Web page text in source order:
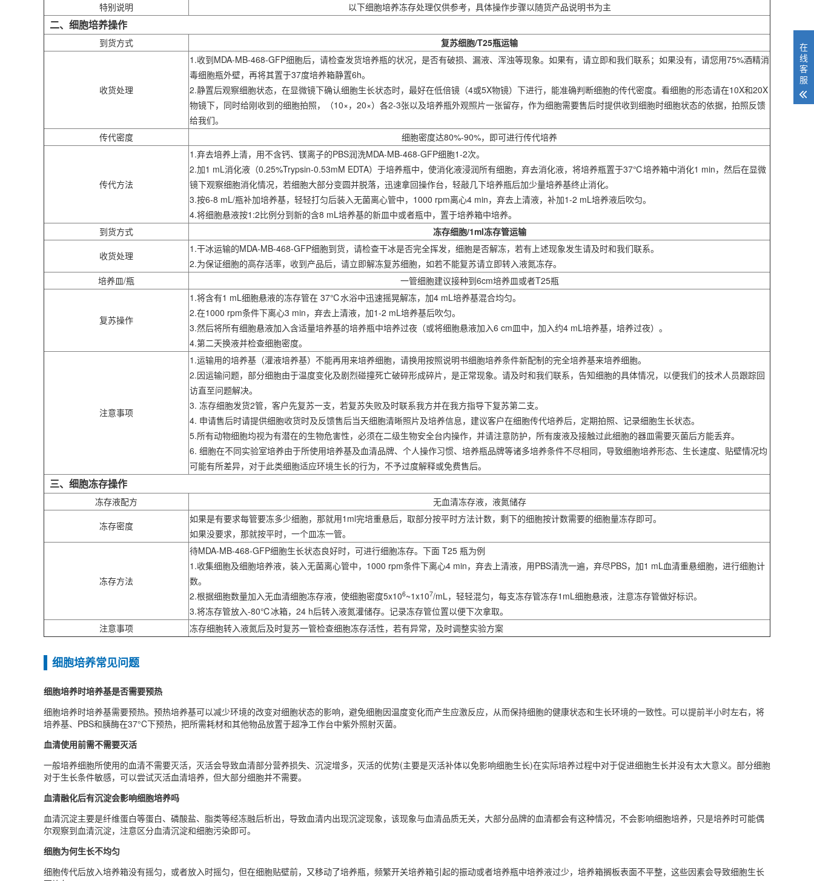
特别说明
以下细胞培养冻存处理仅供参考，具体操作步骤以随货产品说明书为主
二、细胞培养操作
到货方式 复苏细胞/T25瓶运输
收货处理
1.收到MDA-MB-468-GFP细胞后，请检查发货培养瓶的状况，是否有破损、漏液、浑浊等现象。如果有，请立即和我们联系；如果没有，请您用75%酒精消
毒细胞瓶外壁，再将其置于37度培养箱静置6h。
2.静置后观察细胞状态，在显微镜下确认细胞生长状态时，最好在低倍镜（4或5X物镜）下进行，能准确判断细胞的传代密度。看细胞的形态请在10X和20X
物镜下，同时给刚收到的细胞拍照，（10×，20×）各2-3张以及培养瓶外观照片一张留存，作为细胞需要售后时提供收到细胞时细胞状态的依据，拍照反馈
给我们。
传代密度
细胞密度达80%-90%，即可进行传代培养
传代方法
1.弃去培养上清，用不含钙、镁离子的PBS润洗MDA-MB-468-GFP细胞1-2次。
2.加1 mL消化液（0.25%Trypsin-0.53mM EDTA）于培养瓶中，使消化液浸润所有细胞，弃去消化液，将培养瓶置于37℃培养箱中消化1 min，然后在显微
镜下观察细胞消化情况，若细胞大部分变圆并脱落，迅速拿回操作台，轻敲几下培养瓶后加少量培养基终止消化。
3.按6-8 mL/瓶补加培养基，轻轻打匀后装入无菌离心管中，1000 rpm离心4 min，弃去上清液，补加1-2 mL培养液后吹匀。
4.将细胞悬液按1:2比例分到新的含8 mL培养基的新皿中或者瓶中，置于培养箱中培养。
到货方式
冻存细胞/1ml冻存管运输
收货处理
1.干冰运输的MDA-MB-468-GFP细胞到货，请检查干冰是否完全挥发，细胞是否解冻，若有上述现象发生请及时和我们联系。
2.为保证细胞的高存活率，收到产品后，请立即解冻复苏细胞，如若不能复苏请立即转入液氮冻存。
培养皿/瓶
一管细胞建议接种到6cm培养皿或者T25瓶
复苏操作
1.将含有1 mL细胞悬液的冻存管在 37℃水浴中迅速摇晃解冻，加4 mL培养基混合均匀。
2.在1000 rpm条件下离心3 min，弃去上清液，加1-2 mL培养基后吹匀。
3.然后将所有细胞悬液加入含适量培养基的培养瓶中培养过夜（或将细胞悬液加入6 cm皿中，加入约4 mL培养基，培养过夜）。
4.第二天换液并检查细胞密度。
注意事项
1.运输用的培养基（灌液培养基）不能再用来培养细胞，请换用按照说明书细胞培养条件新配制的完全培养基来培养细胞。
2.因运输问题，部分细胞由于温度变化及剧烈碰撞死亡破碎形成碎片，是正常现象。请及时和我们联系，告知细胞的具体情况，以便我们的技术人员跟踪回
访直至问题解决。
3. 冻存细胞发货2管，客户先复苏一支，若复苏失败及时联系我方并在我方指导下复苏第二支。
4. 申请售后时请提供细胞收货时及反馈售后当天细胞清晰照片及培养信息，建议客户在细胞传代培养后，定期拍照、记录细胞生长状态。
5.所有动物细胞均视为有潜在的生物危害性，必须在二级生物安全台内操作，并请注意防护，所有废液及接触过此细胞的器皿需要灭菌后方能丢弃。
6. 细胞在不同实验室培养由于所使用培养基及血清品牌、个人操作习惯、培养瓶品牌等诸多培养条件不尽相同，导致细胞培养形态、生长速度、贴壁情况均
可能有所差异，对于此类细胞适应环境生长的行为，不予过度解释或免费售后。
三、细胞冻存操作
冻存液配方
无血清冻存液，液氮储存
冻存密度
如果是有要求每管要冻多少细胞，那就用1ml完培重悬后，取部分按平时方法计数，剩下的细胞按计数需要的细胞量冻存即可。
如果没要求，那就按平时，一个皿冻一管。
冻存方法
待MDA-MB-468-GFP细胞生长状态良好时，可进行细胞冻存。下面 T25 瓶为例
1.收集细胞及细胞培养液，装入无菌离心管中，1000 rpm条件下离心4 min，弃去上清液，用PBS清洗一遍，弃尽PBS，加1 mL血清重悬细胞，进行细胞计
数。
2.根据细胞数量加入无血清细胞冻存液，使细胞密度5x106~1x107/mL，轻轻混匀，每支冻存管冻存1mL细胞悬液，注意冻存管做好标识。
3.将冻存管放入-80℃冰箱，24 h后转入液氮灌储存。记录冻存管位置以便下次拿取。
注意事项
冻存细胞转入液氮后及时复苏一管检查细胞冻存活性，若有异常，及时调整实验方案
细胞培养常见问题
细胞培养时培养基是否需要预热
细胞培养时培养基需要预热‌。预热培养基可以减少环境的改变对细胞状态的影响，避免细胞因温度变化而产生应激反应，从而保持细胞的健康状态和生长环境的一致性‌。可以提前半小时左右，将
培养基、PBS和胰酶在37°C下预热，把所需耗材和其他物品放置于超净工作台中紫外照射灭菌。
血清使用前需不需要灭活
一般培养细胞所使用的血清不需要灭活，灭活会导致血清部分营养损失、沉淀增多，灭活的优势(主要是灭活补体以免影响细胞生长)在实际培养过程中对于促进细胞生长并没有太大意义。部分细胞
对于生长条件敏感，可以尝试灭活血清培养，但大部分细胞并不需要。
血清融化后有沉淀会影响细胞培养吗
血清沉淀主要是纤维蛋白等蛋白、磷酸盐、脂类等经冻融后析出，导致血清内出现沉淀现象，该现象与血清品质无关，大部分品牌的血清都会有这种情况，不会影响细胞培养，只是培养时可能偶
尔观察到血清沉淀，注意区分血清沉淀和细胞污染即可。
细胞为何生长不均匀
细胞传代后放入培养箱没有摇匀，或者放入时摇匀，但在细胞贴壁前，又移动了培养瓶，频繁开关培养箱引起的振动或者培养瓶中培养液过少，培养箱搁板表面不平整，这些因素会导致细胞生长
在
线
客
服